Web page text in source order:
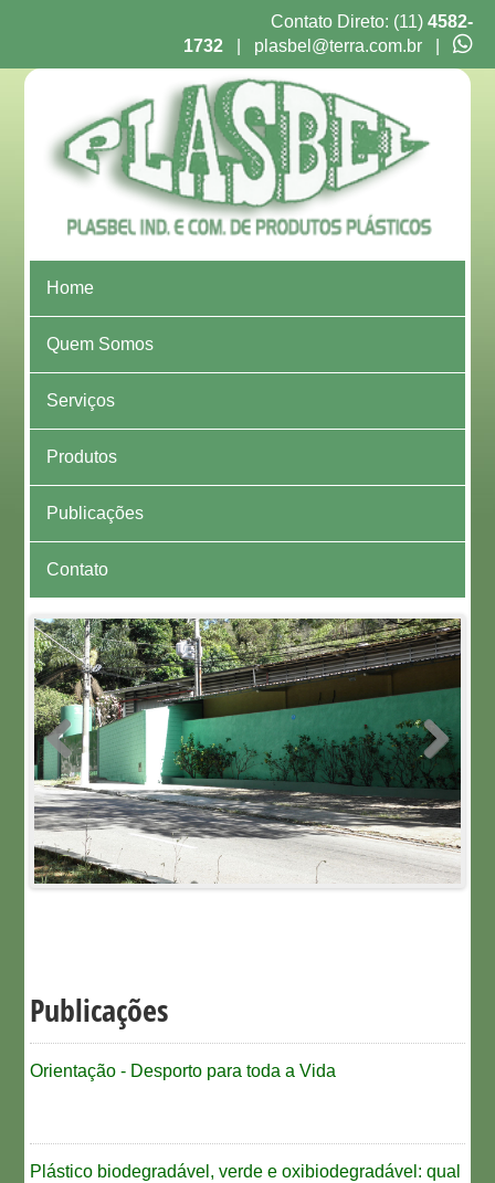
Contato Direto: (11) 4582-
1732
plasbel@terra.com.br
Home
Quem Somos
Serviços
Produtos
Publicações
Contato
Publicações
Orientação - Desporto para toda a Vida
Plástico biodegradável, verde e oxibiodegradável: qual